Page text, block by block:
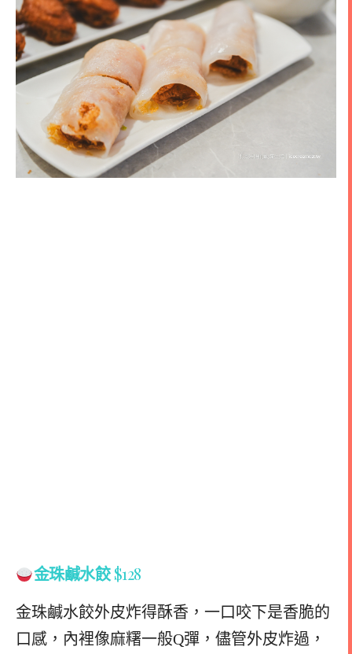
金珠鹹水餃 $128
金珠鹹水餃外皮炸得酥香，一口咬下是香脆的
口感，內裡像麻糬一般Q彈，儘管外皮炸過，